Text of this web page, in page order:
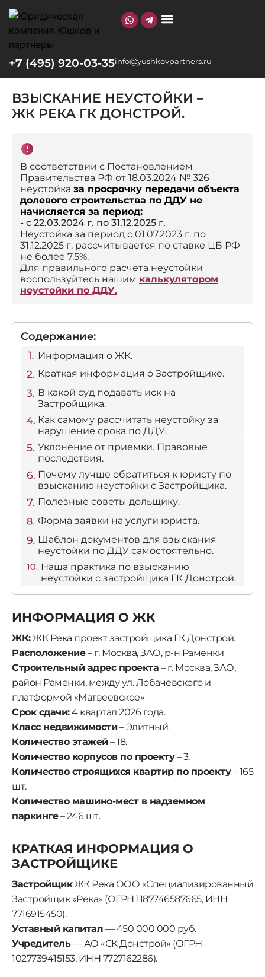
+7 (495) 920-03-35info@yushkovpartners.ru
ВЗЫСКАНИЕ НЕУСТОЙКИ –
ЖК РЕКА ГК ДОНСТРОЙ.
В соответствии с Постановлением
Правительства РФ от 18.03.2024 № 326
неустойка за просрочку передачи объекта
долевого строительства по ДДУ не
начисляется за период:
- с 22.03.2024 г. по 31.12.2025 г.
Неустойка за период с 01.07.2023 г. по
31.12.2025 г. рассчитывается по ставке ЦБ РФ
не более 7.5%.
Для правильного расчета неустойки
воспользуйтесь нашим калькулятором
неустойки по ДДУ.
Содержание:
Информация о ЖК.
Краткая информация о Застройщике.
В какой суд подавать иск на
Застройщика.
Как самому рассчитать неустойку за
нарушение срока по ДДУ.
Уклонение от приемки. Правовые
последствия.
Почему лучше обратиться к юристу по
взысканию неустойки с Застройщика.
Полезные советы дольщику.
Форма заявки на услуги юриста.
Шаблон документов для взыскания
неустойки по ДДУ самостоятельно.
Наша практика по взысканию
неустойки с застройщика ГК Донстрой.
ИНФОРМАЦИЯ О ЖК
ЖК:ЖК Река проект застройщика ГК Донстрой.
Расположение– г. Москва, ЗАО, р-н Раменки
Строительный адрес проекта – г. Москва, ЗАО,
район Раменки, между ул. Лобачевского и
платформой «Матвеевское»
Срок сдачи:4 квартал 2026 года.
Класс недвижимости– Элитный.
Количество этажей– 18.
Количество корпусов по проекту– 3.
Количество строящихся квартир по проекту– 165
шт.
Количество машино-мест в надземном
паркинге– 246 шт.
КРАТКАЯ ИНФОРМАЦИЯ О
ЗАСТРОЙЩИКЕ
ЗастройщикЖК Река ООО «Специализированный
Застройщик «Река» (ОГРН 1187746587665, ИНН
7716915450).
Уставный капитал — 450 000 000 руб.
Учредитель— АО «СК Донстрой» (ОГРН
1027739415153, ИНН 7727162286).